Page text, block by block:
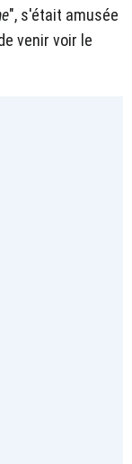
", s'était amusée
venir voir le